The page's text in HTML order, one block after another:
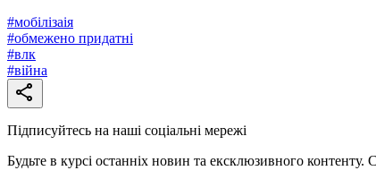
#мобілізаія
#обмежено придатні
#влк
#війна
Підписуйтесь на наші соціальні мережі
Будьте в курсі останніх новин та ексклюзивного